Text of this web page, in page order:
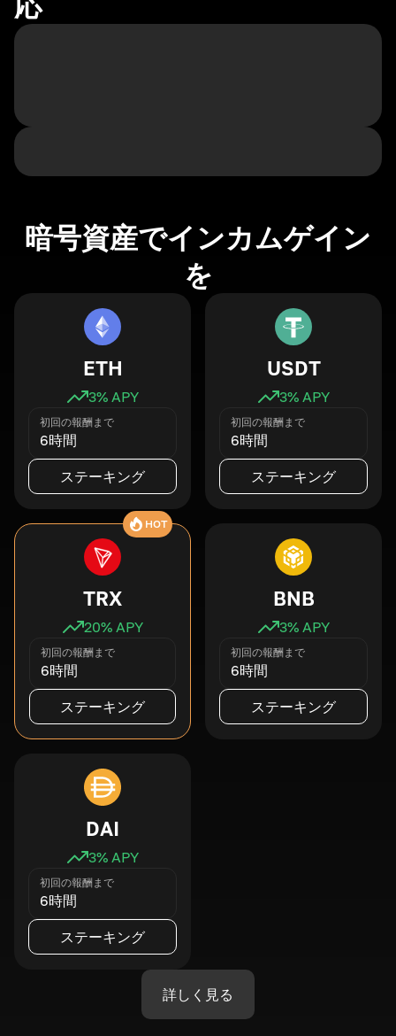
暗号資産でインカムゲイン
を
ETH
3% APY
初回の報酬まで
6時間
ステーキング
USDT
3% APY
初回の報酬まで
6時間
ステーキング
HOT
TRX
20% APY
初回の報酬まで
6時間
ステーキング
BNB
3% APY
初回の報酬まで
6時間
ステーキング
DAI
3% APY
初回の報酬まで
6時間
ステーキング
詳しく見る